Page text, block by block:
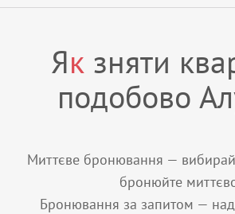
Як зняти
подобово
Миттєве бронювання —
бронюйте
Бронювання за запитом —